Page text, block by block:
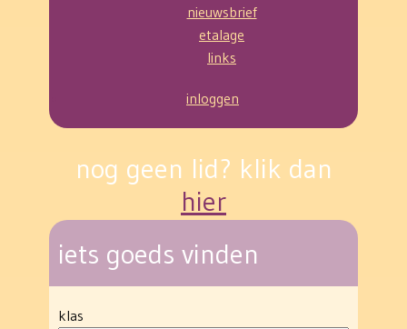
nieuwsbrief
etalage
links
inloggen
nog geen lid? klik dan
hier
iets goeds vinden
klas